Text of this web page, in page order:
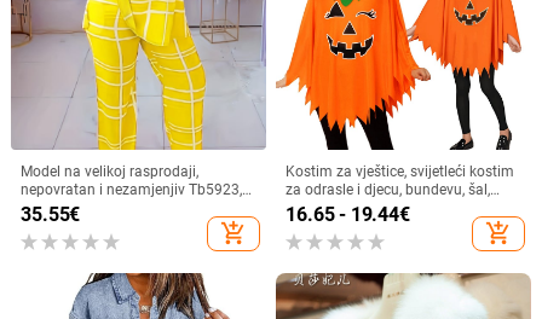
Model na velikoj rasprodaji,
nepovratan i nezamjenjiv Tb5923,
europski i američki popularni set od
dva dijela s V-izrezom i printom,
ležeran, velike veličine
35.55€
add_shopping_cart
Kostim za vještice, svijetleći kostim
za odrasle i djecu, bundevu, šal,
šešir od bundeve, odijelo, rt, školska
zabava, prerušiti se
16.65 - 19.44€
add_shopping_cart